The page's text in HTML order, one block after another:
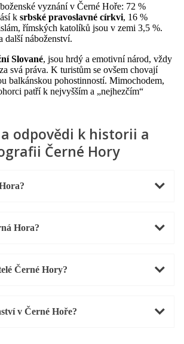
vyznání v Černé Hoře: 72 %
k srbské pravoslavné církvi, 16 %
římských katolíků jsou v zemi 3,5 %.
další náboženství.
Slované, jsou hrdý a emotivní národ, vždy
svá práva. K turistům se ovšem chovají
balkánskou pohostinností. Mimochodem,
patří k nejvyšším a „nejhezčím“
odpovědi k historii a
Černé Hory
Hora?
Černé Hory?
v Černé Hoře?